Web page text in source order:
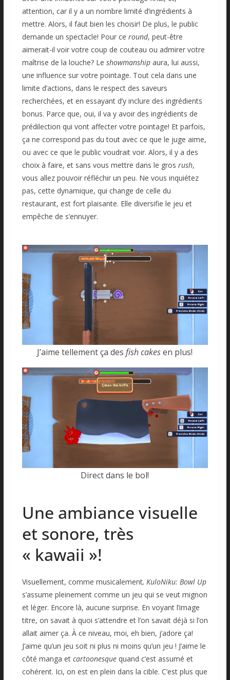
attention, car il y a un nombre limité d’ingrédients à
mettre. Alors, il faut bien les choisir! De plus, le public
demande un spectacle! Pour ce round, peut-être
aimerait-il voir votre coup de couteau ou admirer votre
maîtrise de la louche? Le showmanshipaura, lui aussi,
une influence sur votre pointage. Tout cela dans une
limite d’actions, dans le respect des saveurs
recherchées, et en essayant d’y inclure des ingrédients
bonus. Parce que, oui, il va y avoir des ingrédients de
prédilection qui vont affecter votre pointage! Et parfois,
ça ne correspond pas du tout avec ce que le juge aime,
ou avec ce que le public voudrait voir. Alors, il y a des
choix à faire, et sans vous mettre dans le gros rush,
vous allez pouvoir réfléchir un peu. Ne vous inquiétez
pas, cette dynamique, qui change de celle du
restaurant, est fort plaisante. Elle diversifie le jeu et
empêche de s’ennuyer.
J’aime tellement ça desfish cakesen plus!
Direct dans le bol!
Une ambiance visuelle
et sonore, très
« kawaii »!
Visuellement, comme musicalement, KuloNiku: Bowl Up
s’assume pleinement comme un jeu qui se veut mignon
et léger. Encore là, aucune surprise. En voyant l’image
titre, on savait à quoi s’attendre et l’on savait déjà si l’on
allait aimer ça. À ce niveau, moi, eh bien, j’adore ça!
J’aime qu’un jeu soit ni plus ni moins qu’un jeu ! J’aime le
côté manga et cartoonesquequand c’est assumé et
cohérent. Ici, on est en plein dans la cible. C’est plus que